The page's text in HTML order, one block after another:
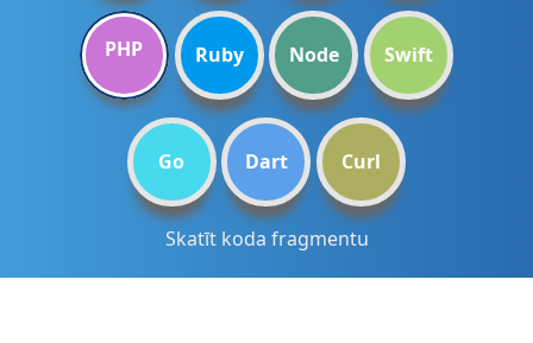
PHP Ruby Node Swift
Go Dart Curl
Skatīt koda fragmentu